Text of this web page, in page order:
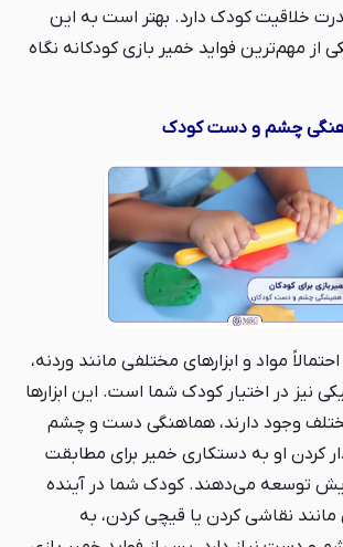
خلاقیت کودک دارد. بهتر است به این
از مهم‌ترین فواید خمیر بازی کودکانه نگاه
چشم و دست کودک
مواد و ابزارهای مختلفی مانند وردنه،
نیز در اختیار کودک شما است. این ابزارها
وجود دارند، هماهنگی دست و چشم
کردن او به دستکاری خمیر برای مطابقت
توسعه می‌دهند. کودک شما در آینده
مانند نقاشی کردن یا قیچی کردن، به